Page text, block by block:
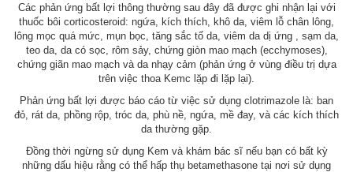
Các phản ứng bất lợi thông thường sau đây đã được ghi nhận lại với
thuốc bôi corticosteroid: ngứa, kích thích, khô da, viêm lỗ chân lông,
lông mọc quá mức, mụn bọc, tăng sắc tố da, viêm da dị ứng , sạm da,
teo da, da có sọc, rôm sảy, chứng giòn mao mạch (ecchymoses),
chứng giãn mao mạch và da nhạy cảm (phản ứng ở vùng điều trị dựa
trên việc thoa Kemc lặp đi lặp lại).
Phản ứng bất lợi được báo cáo từ việc sử dụng clotrimazole là: ban
đỏ, rát da, phồng rộp, tróc da, phù nề, ngứa, mề đay, và các kích thích
da thường gặp.
Đồng thời ngừng sử dụng Kem và khám bác sĩ nếu bạn có bất kỳ
những dấu hiệu rằng có thể hấp thụ betamethasone tại nơi sử dụng